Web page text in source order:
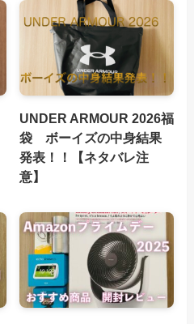
UNDER ARMOUR 2026福
袋 ボーイズの中身結果
発表！！【ネタバレ注
意】